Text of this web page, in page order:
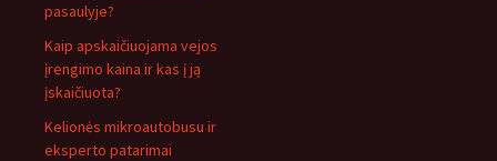
pasaulyje?
Kaip apskaičiuojama vejos
įrengimo kaina ir kas į ją
įskaičiuota?
Kelionės mikroautobusu ir
eksperto patarimai